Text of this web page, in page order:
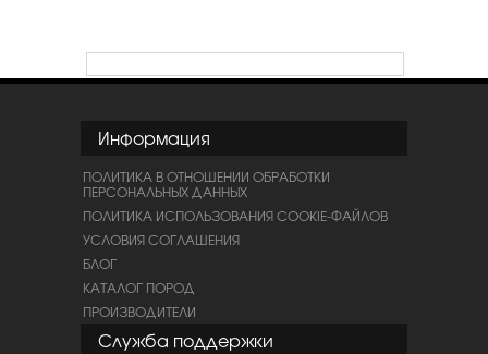
Информация
ПОЛИТИКА В ОТНОШЕНИИ ОБРАБОТКИ
ПЕРСОНАЛЬНЫХ ДАННЫХ
ПОЛИТИКА ИСПОЛЬЗОВАНИЯ COOKIE-ФАЙЛОВ
УСЛОВИЯ СОГЛАШЕНИЯ
БЛОГ
КАТАЛОГ ПОРОД
ПРОИЗВОДИТЕЛИ
Служба поддержки